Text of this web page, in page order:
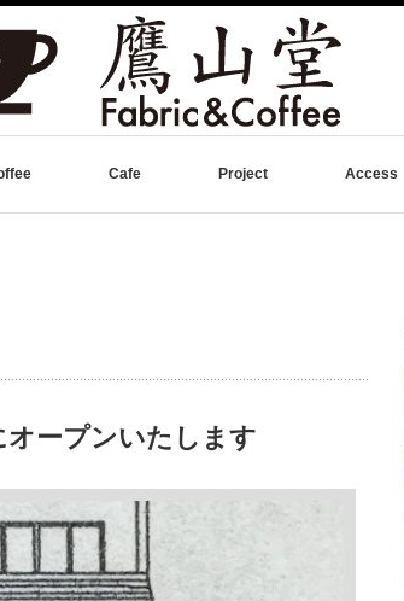
Cafe Project Access
オープンいたします